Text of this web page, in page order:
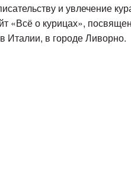
и увлечение
«Всё о курицах»,
Италии, в городе Ливорно.